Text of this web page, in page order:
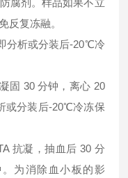
腐剂。样品如果不立
反复冻融。
分析或分装后-20℃冷
固 30 分钟，离心 20
或分装后-20℃冷冻保
抗凝，抽血后 30 分
为消除血小板的影